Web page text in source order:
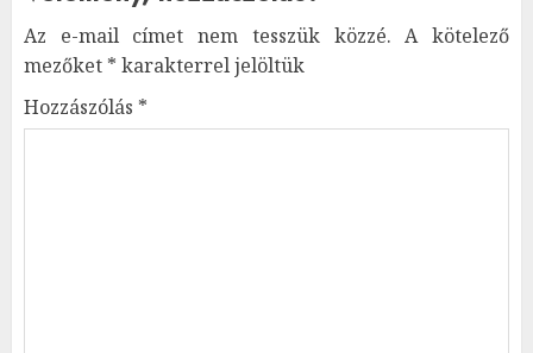
Az e-mail címet nem tesszük közzé. A kötelező
mezőket * karakterrel jelöltük
Hozzászólás *